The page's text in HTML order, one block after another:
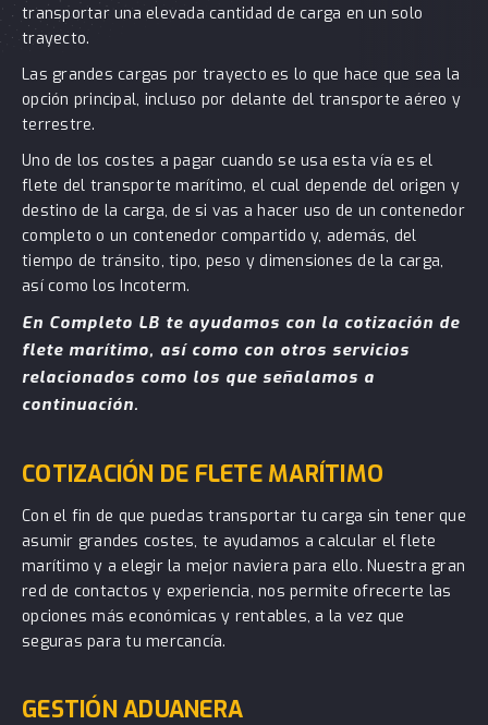
transportar una elevada cantidad de carga en un solo
trayecto.
Las grandes cargas por trayecto es lo que hace que sea la
opción principal, incluso por delante del transporte aéreo y
terrestre.
Uno de los costes a pagar cuando se usa esta vía es el
flete del transporte marítimo, el cual depende del origen y
destino de la carga, de si vas a hacer uso de un contenedor
completo o un contenedor compartido y, además, del
tiempo de tránsito, tipo, peso y dimensiones de la carga,
así como los Incoterm.
En Completo LB te ayudamos con la cotización de
flete marítimo, así como con otros servicios
relacionados como los que señalamos a
continuación.
COTIZACIÓN DE FLETE MARÍTIMO
Con el fin de que puedas transportar tu carga sin tener que
asumir grandes costes, te ayudamos a calcular el flete
marítimo y a elegir la mejor naviera para ello. Nuestra gran
red de contactos y experiencia, nos permite ofrecerte las
opciones más económicas y rentables, a la vez que
seguras para tu mercancía.
GESTIÓN ADUANERA